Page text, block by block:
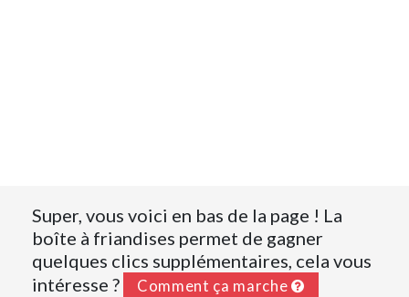
Super, vous voici en bas de la page ! La
boîte à friandises permet de gagner
quelques clics supplémentaires, cela vous
intéresse ?
Comment ça marche